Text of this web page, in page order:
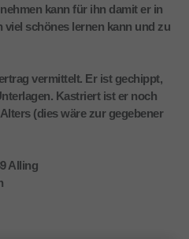
kann für ihn damit er in
schönes lernen kann und zu
vermittelt. Er ist gechippt,
Kastriert ist er noch
(dies wäre zur gegebener
Alling